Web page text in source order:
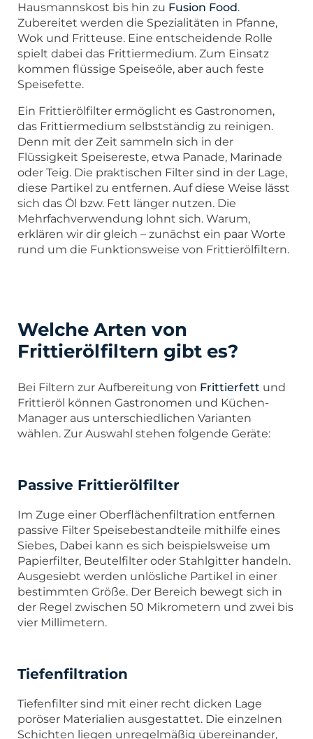
Hausmannskost bis hin zu Fusion Food.
Zubereitet werden die Spezialitäten in Pfanne,
Wok und Fritteuse. Eine entscheidende Rolle
spielt dabei das Frittiermedium. Zum Einsatz
kommen flüssige Speiseöle, aber auch feste
Speisefette.
Ein Frittierölfilter ermöglicht es Gastronomen,
das Frittiermedium selbstständig zu reinigen.
Denn mit der Zeit sammeln sich in der
Flüssigkeit Speisereste, etwa Panade, Marinade
oder Teig. Die praktischen Filter sind in der Lage,
diese Partikel zu entfernen. Auf diese Weise lässt
sich das Öl bzw. Fett länger nutzen. Die
Mehrfachverwendung lohnt sich. Warum,
erklären wir dir gleich – zunächst ein paar Worte
rund um die Funktionsweise von Frittierölfiltern.
Welche Arten von
Frittierölfiltern gibt es?
Bei Filtern zur Aufbereitung von Frittierfett und
Frittieröl können Gastronomen und Küchen-
Manager aus unterschiedlichen Varianten
wählen. Zur Auswahl stehen folgende Geräte:
Passive Frittierölfilter
Im Zuge einer Oberflächenfiltration entfernen
passive Filter Speisebestandteile mithilfe eines
Siebes, Dabei kann es sich beispielsweise um
Papierfilter, Beutelfilter oder Stahlgitter handeln.
Ausgesiebt werden unlösliche Partikel in einer
bestimmten Größe. Der Bereich bewegt sich in
der Regel zwischen 50 Mikrometern und zwei bis
vier Millimetern.
Tiefenfiltration
Tiefenfilter sind mit einer recht dicken Lage
poröser Materialien ausgestattet. Die einzelnen
Schichten liegen unregelmäßig übereinander,